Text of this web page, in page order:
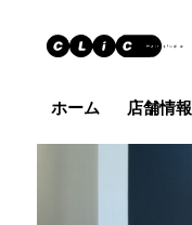
ホーム 店舗情報